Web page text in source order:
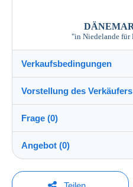
"in Niedelande für
Verkaufsbedingungen
Versand nach:
Die Liste der Länder
Direkte Übergabe:
Ja
Vorkasse
Vorstellung des Verkäufers
bgsmblnde
Frage (0)
Um eine Frage stellen
Angebot (0)
Der Verkauf wird um
weniger als eine